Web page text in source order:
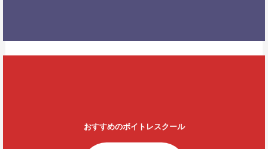
おすすめのボイトレスクール